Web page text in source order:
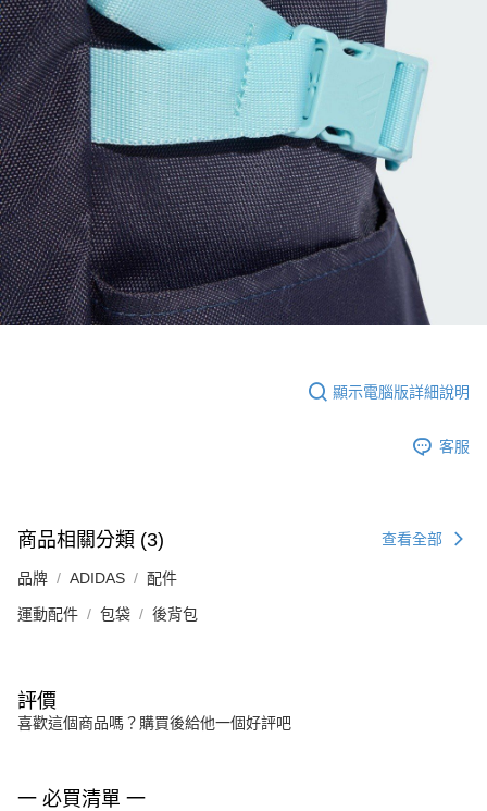
顯示電腦版詳細說明
客服
商品相關分類 (3) 查看全部
品牌 ADIDAS 配件
運動配件 包袋 後背包
評價
喜歡這個商品嗎？購買後給他一個好評吧
一 必買清單 一